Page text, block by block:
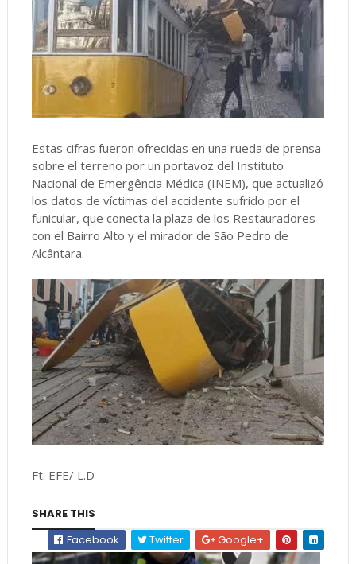
Estas cifras fueron ofrecidas en una rueda de prensa
sobre el terreno por un portavoz del Instituto
Nacional de Emergência Médica (INEM), que actualizó
los datos de víctimas del accidente sufrido por el
funicular, que conecta la plaza de los Restauradores
con el Bairro Alto y el mirador de São Pedro de
Alcântara.
Ft: EFE/ L.D
SHARE THIS
Facebook
Twitter Google+